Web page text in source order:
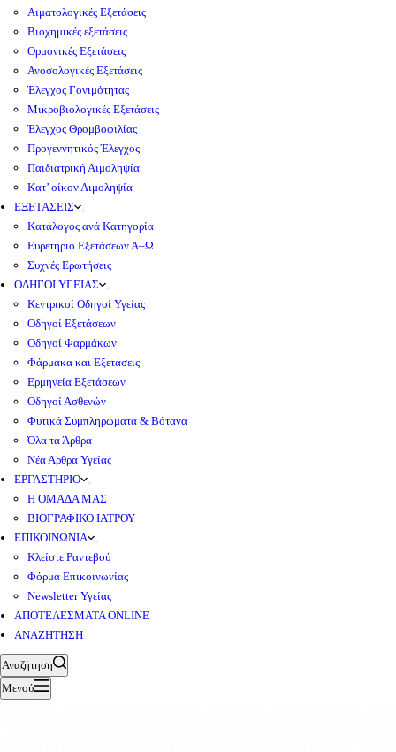
Αιματολογικές Εξετάσεις
Βιοχημικές εξετάσεις
Ορμονικές Εξετάσεις
Ανοσολογικές Εξετάσεις
Έλεγχος Γονιμότητας
Μικροβιολογικές Εξετάσεις
Έλεγχος Θρομβοφιλίας
Προγεννητικός Έλεγχος
Παιδιατρική Αιμοληψία
Κατ’ οίκον Αιμοληψία
ΕΞΕΤΑΣΕΙΣ
Κατάλογος ανά Κατηγορία
Ευρετήριο Εξετάσεων Α–Ω
Συχνές Ερωτήσεις
ΟΔΗΓΟΙ ΥΓΕΙΑΣ
Κεντρικοί Οδηγοί Υγείας
Οδηγοί Εξετάσεων
Οδηγοί Φαρμάκων
Φάρμακα και Εξετάσεις
Ερμηνεία Εξετάσεων
Οδηγοί Ασθενών
Φυτικά Συμπληρώματα & Βότανα
Όλα τα Άρθρα
Νέα Άρθρα Υγείας
ΕΡΓΑΣΤΗΡΙΟ
Η ΟΜΑΔΑ ΜΑΣ
ΒΙΟΓΡΑΦΙΚΟ ΙΑΤΡΟΥ
ΕΠΙΚΟΙΝΩΝΙΑ
Κλείστε Ραντεβού
Φόρμα Επικοινωνίας
Newsletter Υγείας
ΑΠΟΤΕΛΕΣΜΑΤΑ ONLINE
ΑΝΑΖΗΤΗΣΗ
Αναζήτηση
Μενού